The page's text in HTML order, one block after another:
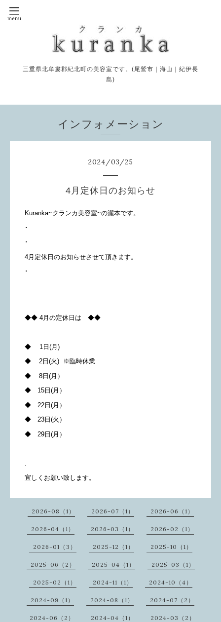
三重県北牟婁郡紀北町の美容室です。(尾鷲市｜海山｜紀伊長
島)
インフォメーション
2024/03/25
4月定休日のお知らせ
Kuranka~クランカ美容室~の瀧本です。
･
･
4月定休日のお知らせさせて頂きます。
･
◆◆ 4月の定休日は ◆◆
◆ 1日(月)
◆ 2日(火) ※臨時休業
◆ 8日(月）
◆ 15日(月）
◆ 22日(月）
◆ 23日(火）
◆ 29日(月）
宜しくお願い致します。
2026-08（1） 2026-07（1） 2026-06（1）
2026-04（1） 2026-03（1） 2026-02（1）
2026-01（3） 2025-12（1） 2025-10（1）
2025-06（2） 2025-04（1） 2025-03（1）
2025-02（1） 2024-11（1） 2024-10（4）
2024-09（1） 2024-08（1） 2024-07（2）
2024-06（2） 2024-04（1） 2024-03（2）